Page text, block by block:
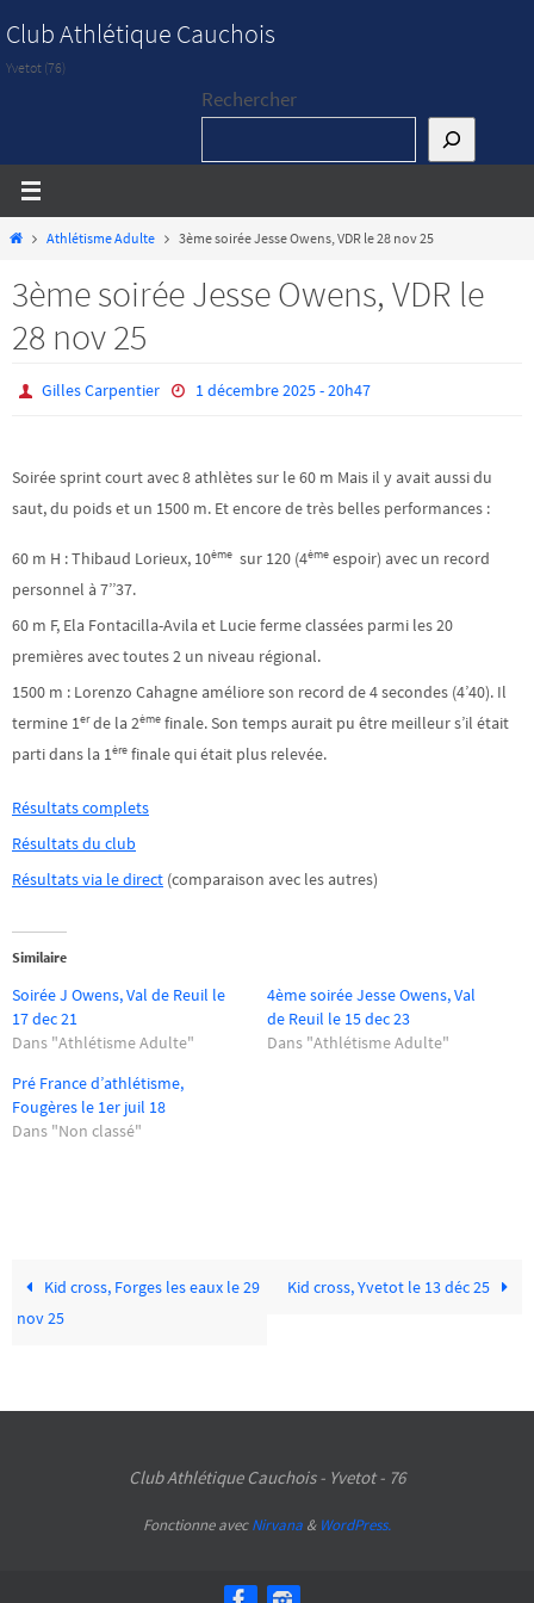
vers
le
Club Athlétique Cauchois
Yvetot (76)
Rechercher
HomeAthlétisme Adulte 3ème soirée Jesse Owens, VDR le 28 nov 25
3ème soirée Jesse Owens, VDR le
28 nov 25
Gilles Carpentier 1 décembre 2025 - 20h47
Soirée sprint court avec 8 athlètes sur le 60 m Mais il y avait aussi du
saut, du poids et un 1500 m. Et encore de très belles performances :
60 m H : Thibaud Lorieux, 10ème sur 120 (4ème espoir) avec un record
personnel à 7’’37.
60 m F, Ela Fontacilla-Avila et Lucie ferme classées parmi les 20
premières avec toutes 2 un niveau régional.
1500 m : Lorenzo Cahagne améliore son record de 4 secondes (4’40). Il
termine 1erde la 2ème finale. Son temps aurait pu être meilleur s’il était
parti dans la 1ère finale qui était plus relevée.
Résultats complets
Résultats du club
Résultats via le direct (comparaison avec les autres)
Similaire
Soirée J Owens, Val de Reuil le
17 dec 21
Dans "Athlétisme Adulte"
4ème soirée Jesse Owens, Val
de Reuil le 15 dec 23
Dans "Athlétisme Adulte"
Pré France d’athlétisme,
Fougères le 1er juil 18
Dans "Non classé"
Kid cross, Forges les eaux le 29
nov 25
Kid cross, Yvetot le 13 déc 25
Club Athlétique Cauchois - Yvetot - 76
Fonctionne avecNirvana & WordPress.